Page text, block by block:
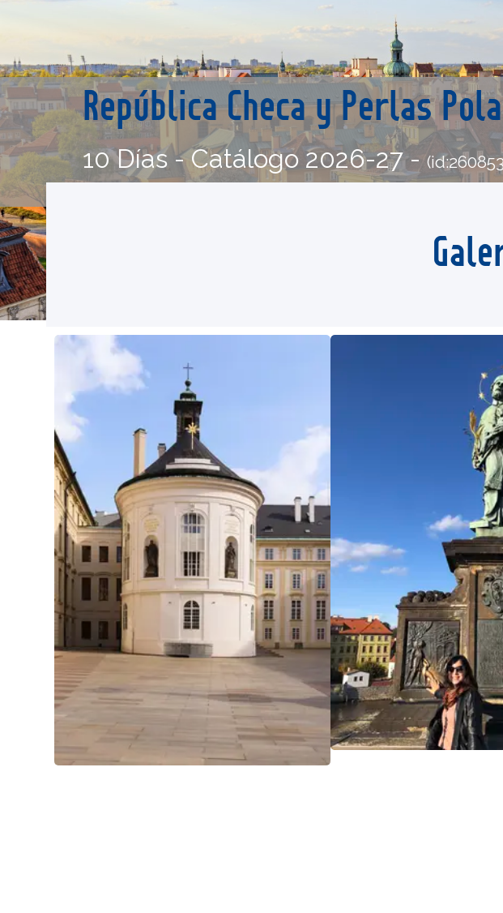
República Checa y Perlas
10 Días - Catálogo 2026-27 -